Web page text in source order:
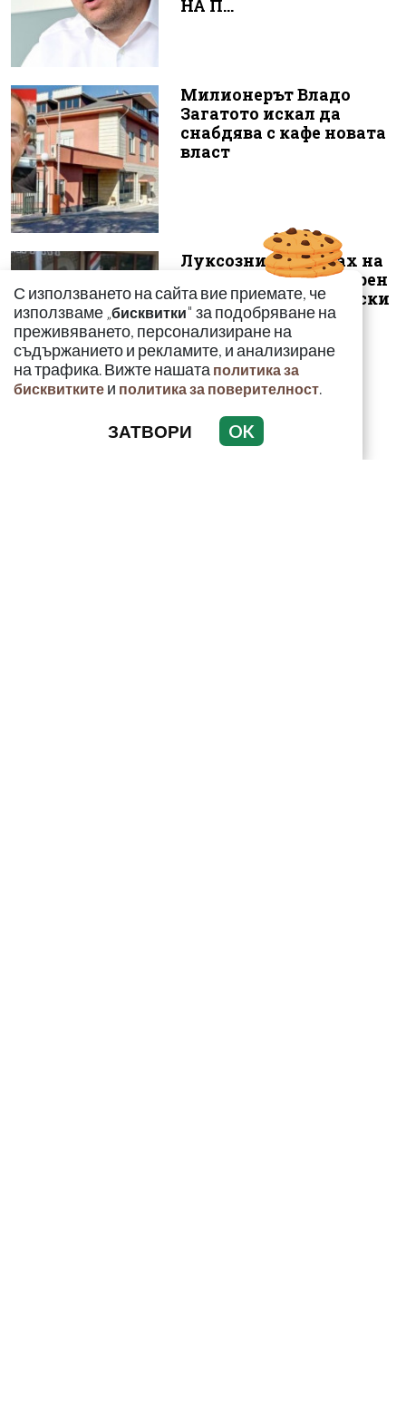
НА П...
Милионерът Владо
Загатото искал да
снабдява с кафе новата
власт
Луксозният майбах на
Митьо Очите опожарен
заради балони с райски
газ
След случая с
родилката от Варна:
С използването на сайта вие приемате, че
използваме „бисквитки" за подобряване на
преживяването, персонализиране на
съдържанието и рекламите, и анализиране
на трафика. Вижте нашата политика за
бисквитките и политика за поверителност.
ЗАТВОРИ OK